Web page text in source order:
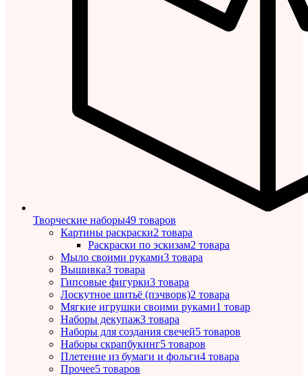
Творческие наборы49 товаров
Картины раскраски2 товара
Раскраски по эскизам2 товара
Мыло своими руками3 товара
Вышивка3 товара
Гипсовые фигурки3 товара
Лоскутное шитьё (пэчворк)2 товара
Мягкие игрушки своими руками1 товар
Наборы декупаж3 товара
Наборы для создания свечей5 товаров
Наборы скрапбукинг5 товаров
Плетение из бумаги и фольги4 товара
Прочее5 товаров